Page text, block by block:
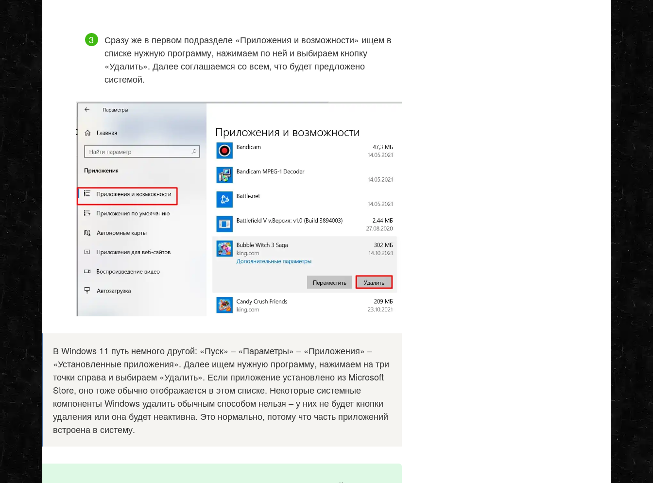
Сразу же в первом подразделе «Приложения и возможности» ищем в
списке нужную программу, нажимаем по ней и выбираем кнопку
«Удалить». Далее соглашаемся со всем, что будет предложено
системой.
В Windows 11 путь немного другой: «Пуск» – «Параметры» – «Приложения» –
«Установленные приложения». Далее ищем нужную программу, нажимаем на три
точки справа и выбираем «Удалить». Если приложение установлено из Microsoft
Store, оно тоже обычно отображается в этом списке. Некоторые системные
компоненты Windows удалить обычным способом нельзя – у них не будет кнопки
удаления или она будет неактивна. Это нормально, потому что часть приложений
встроена в систему.